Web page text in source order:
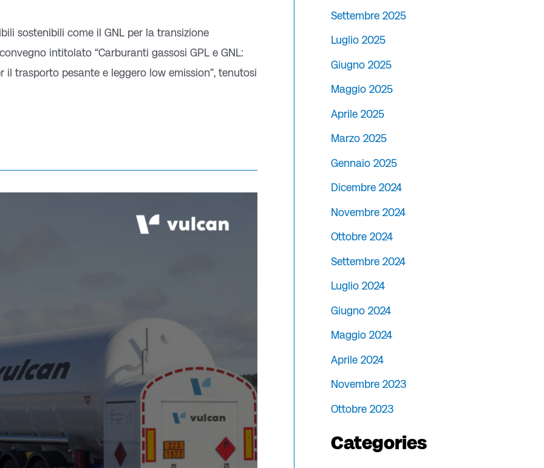
sostenibili come il GNL per la transizione
intitolato “Carburanti gassosi GPL e GNL:
trasporto pesante e leggero low emission”, tenutosi
Settembre 2025
Luglio 2025
Giugno 2025
Maggio 2025
Aprile 2025
Marzo 2025
Gennaio 2025
Dicembre 2024
Novembre 2024
Ottobre 2024
Settembre 2024
Luglio 2024
Giugno 2024
Maggio 2024
Aprile 2024
Novembre 2023
Ottobre 2023
Categories